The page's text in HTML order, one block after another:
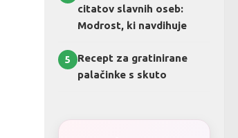
citatov slavnih oseb:
Modrost, ki navdihuje
5
Recept za gratinirane
palačinke s skuto